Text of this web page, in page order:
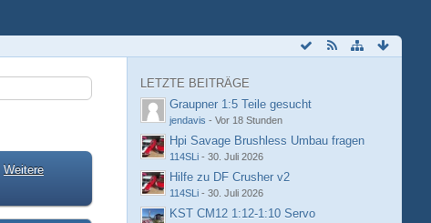
Weitere
LETZTE BEITRÄGE
Graupner 1:5 Teile gesucht
jendavis - Vor 18 Stunden
Hpi Savage Brushless Umbau fragen
114SLi - 30. Juli 2026
Hilfe zu DF Crusher v2
114SLi - 30. Juli 2026
KST CM12 1:12-1:10 Servo